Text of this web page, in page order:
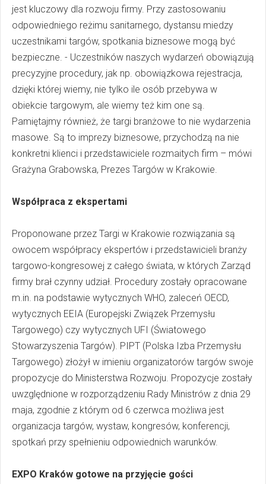
jest kluczowy dla rozwoju firmy. Przy zastosowaniu
odpowiedniego reżimu sanitarnego, dystansu miedzy
uczestnikami targów, spotkania biznesowe mogą być
bezpieczne. - Uczestników naszych wydarzeń obowiązują
precyzyjne procedury, jak np. obowiązkowa rejestracja,
dzięki której wiemy, nie tylko ile osób przebywa w
obiekcie targowym, ale wiemy też kim one są.
Pamiętajmy również, że targi branżowe to nie wydarzenia
masowe. Są to imprezy biznesowe, przychodzą na nie
konkretni klienci i przedstawiciele rozmaitych firm – mówi
Grażyna Grabowska, Prezes Targów w Krakowie.
Współpraca z ekspertami
Proponowane przez Targi w Krakowie rozwiązania są
owocem współpracy ekspertów i przedstawicieli branży
targowo-kongresowej z całego świata, w których Zarząd
firmy brał czynny udział. Procedury zostały opracowane
m.in. na podstawie wytycznych WHO, zaleceń OECD,
wytycznych EEIA (Europejski Związek Przemysłu
Targowego) czy wytycznych UFI (Światowego
Stowarzyszenia Targów). PIPT (Polska Izba Przemysłu
Targowego) złożył w imieniu organizatorów targów swoje
propozycje do Ministerstwa Rozwoju. Propozycje zostały
uwzględnione w rozporządzeniu Rady Ministrów z dnia 29
maja, zgodnie z którym od 6 czerwca możliwa jest
organizacja targów, wystaw, kongresów, konferencji,
spotkań przy spełnieniu odpowiednich warunków.
EXPO Kraków gotowe na przyjęcie gości